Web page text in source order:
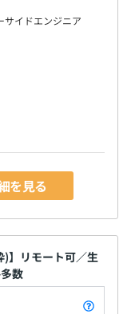
。
、安心して業務に
イドエンジニア
を見る
】リモート可／生
数